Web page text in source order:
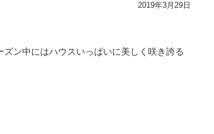
2019年3月29日
ン中にはハウスいっぱいに美しく咲き誇る